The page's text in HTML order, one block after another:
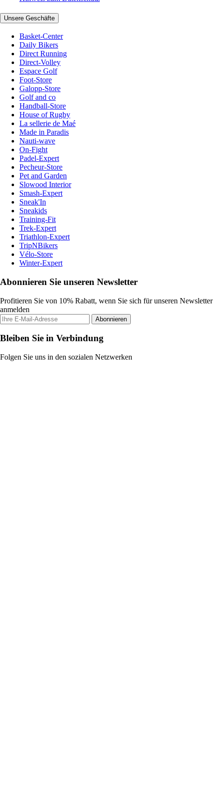
Unsere Geschäfte
Basket-Center
Daily Bikers
Direct Running
Direct-Volley
Espace Golf
Foot-Store
Galopp-Store
Golf and co
Handball-Store
House of Rugby
La sellerie de Maé
Made in Paradis
Nauti-wave
On-Fight
Padel-Expert
Pecheur-Store
Pet and Garden
Slowood Interior
Smash-Expert
Sneak'In
Sneakids
Training-Fit
Trek-Expert
Triathlon-Expert
TripNBikers
Vélo-Store
Winter-Expert
Abonnieren Sie unseren Newsletter
Profitieren Sie von 10% Rabatt, wenn Sie sich für unseren Newsletter
anmelden
Abonnieren
Bleiben Sie in Verbindung
Folgen Sie uns in den sozialen Netzwerken